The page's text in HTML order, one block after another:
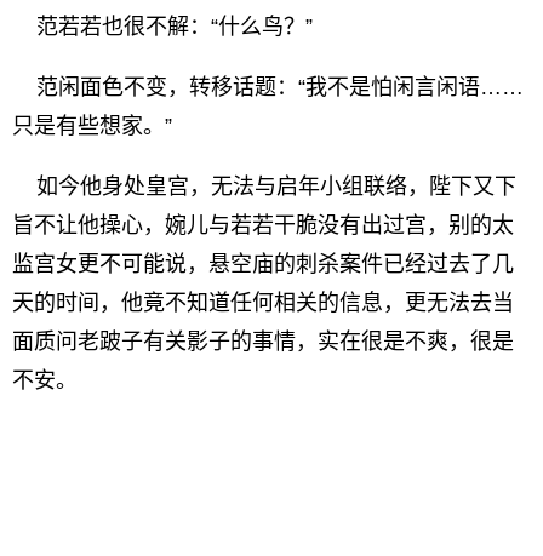
范若若也很不解：“什么鸟？”
范闲面色不变，转移话题：“我不是怕闲言闲语……
只是有些想家。”
如今他身处皇宫，无法与启年小组联络，陛下又下
旨不让他操心，婉儿与若若干脆没有出过宫，别的太
监宫女更不可能说，悬空庙的刺杀案件已经过去了几
天的时间，他竟不知道任何相关的信息，更无法去当
面质问老跛子有关影子的事情，实在很是不爽，很是
不安。